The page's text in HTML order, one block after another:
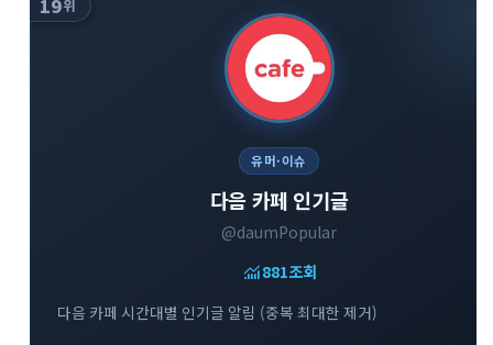
19위
유머·이슈
다음 카페 인기글
@daumPopular
monitoring881조회
다음 카페 시간대별 인기글 알림 (중복 최대한 제거)